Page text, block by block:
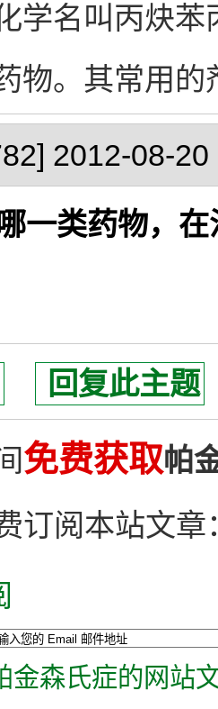
学名叫丙炔
物。其常用
2012-08-20
一类药物，
回复此主题
免费获取帕
订阅本站文章
金森氏症的网站